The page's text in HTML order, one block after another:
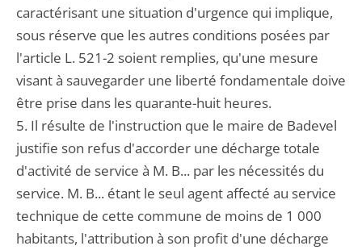
caractérisant une situation d'urgence qui implique,
sous réserve que les autres conditions posées par
l'article L. 521-2 soient remplies, qu'une mesure
visant à sauvegarder une liberté fondamentale doive
être prise dans les quarante-huit heures.
5. Il résulte de l'instruction que le maire de Badevel
justifie son refus d'accorder une décharge totale
d'activité de service à M. B... par les nécessités du
service. M. B... étant le seul agent affecté au service
technique de cette commune de moins de 1 000
habitants, l'attribution à son profit d'une décharge